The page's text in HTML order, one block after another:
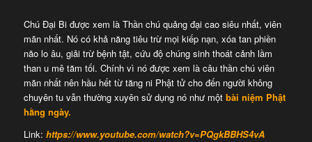
Chú Đại Bi được xem là Thần chú quảng đại cao siêu nhất, viên
mãn nhất. Nó có khả năng tiêu trừ mọi kiếp nạn, xóa tan phiền
não lo âu, giải trừ bệnh tật, cứu độ chúng sinh thoát cảnh lầm
than u mê tăm tối. Chính vì nó được xem là câu thần chú viên
mãn nhất nên hầu hết từ tăng ni Phật tử cho đến người không
chuyên tu vẫn thường xuyên sử dụng nó như một bài niệm Phật
hằng ngày.
Link: https://www.youtube.com/watch?v=PQgkBBHS4vA